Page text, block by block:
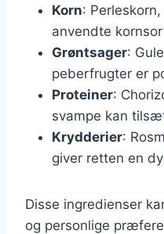
Korn:
anvendte
Grøntsager:
peberfrugter er
Proteiner:
svampe kan
Krydderier:
giver retten en
Disse ingredienser
og personlige